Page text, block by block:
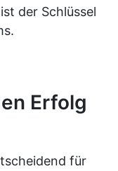
der Schlüssel
Erfolg
für